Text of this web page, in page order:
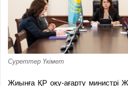
Суреттер Үкімет
Жиынға ҚР оқу-ағарту министрі